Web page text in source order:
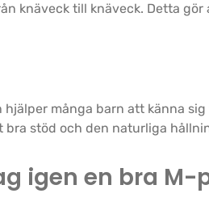
knäveck till knäveck. Detta
hjälper många barn att känna
stöd och den naturliga
igen en bra M-